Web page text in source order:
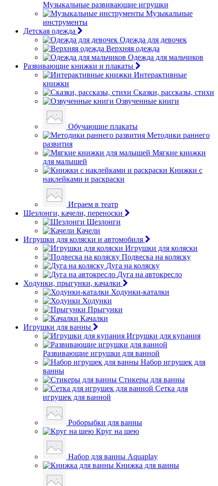
Музыкальные развивающие игрушки
Музыкальные
инструменты
Детская одежда
Одежда для девочек
Верхняя одежда
Одежда для мальчиков
Развивающие книжки и плакаты
Интерактивные
книжки
Сказки, рассказы, стихи
Озвученные книги
Обучающие плакаты
Методики раннего
развития
Мягкие книжки
для малышей
Книжки с
наклейками и раскраски
Играем в театр
Шезлонги, качели, переноски
Шезлонги
Качели
Игрушки для коляски и автомобиля
Игрушки для коляски
Подвеска на коляску
Дуга на коляску
Дуга на автокресло
Ходунки, прыгунки, качалки
Ходунки-каталки
Ходунки
Прыгунки
Качалки
Игрушки для ванны
Игрушки для купания
Развивающие игрушки для ванной
Набор игрушек для
ванны
Стикеры для ванны
Сетка для
игрушек для ванной
Роборыбки для ванны
Круг на шею
Набор для ванны Aquaplay
Книжка для ванны